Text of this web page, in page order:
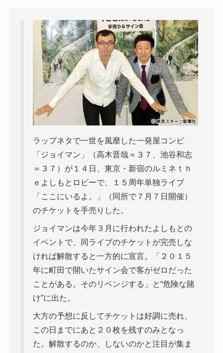
ラップネタで一世を風靡した一発屋コンビ
「ジョイマン」（高木晋哉＝３７、池谷和志
＝３７）が１４日、東京・新宿のルミネｔｈ
ｅよしもとロビーで、１５周年単独ライブ
「ここにいるよ。」（同所で７月７日開催）
のチケットを手売りした。
ジョイマンは今年３月に行われたよしもとの
イベントで、同ライブのチケットが完売しな
ければ解散すると一方的に宣言。「２０１５
年に町田で開いたサイン会で客がゼロだった
ことがある。そのリベンジする」と“危険な賭
け”に出た。
大方の予想に反してチケットは好調に売れ、
この日までにあと２０枚を残すのみとなっ
た。解散するのか、しないのかと注目が集ま